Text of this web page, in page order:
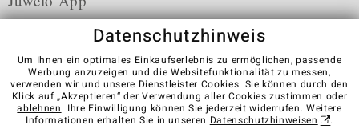
Karriere AGB Datenschutz Cookies
Impressum
Kontakt
Vertrag widerrufen
Datenschutzhinweis
Um Ihnen ein optimales Einkaufserlebnis zu ermöglichen, passende
Werbung anzuzeigen und die Websitefunktionalität zu messen,
verwenden wir und unsere Dienstleister Cookies. Sie können durch den
Klick auf „Akzeptieren“ der Verwendung aller Cookies zustimmen oder
ablehnen. Ihre Einwilligung können Sie jederzeit widerrufen. Weitere
Informationen erhalten Sie in unseren Datenschutzhinweisen .